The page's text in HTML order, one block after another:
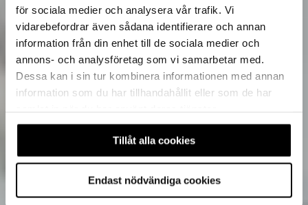
för sociala medier och analysera vår trafik. Vi
vidarebefordrar även sådana identifierare och annan
information från din enhet till de sociala medier och
annons- och analysföretag som vi samarbetar med.
Dessa kan i sin tur kombinera informationen med annan
information som du har tillhandahållit eller som de har
Tillåt alla cookies
Endast nödvändiga cookies